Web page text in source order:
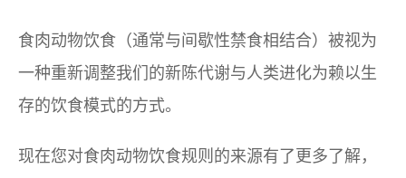
食肉动物饮食（通常与间歇性禁食相结合）被视为
一种重新调整我们的新陈代谢与人类进化为赖以生
存的饮食模式的方式。
现在您对食肉动物饮食规则的来源有了更多了解，